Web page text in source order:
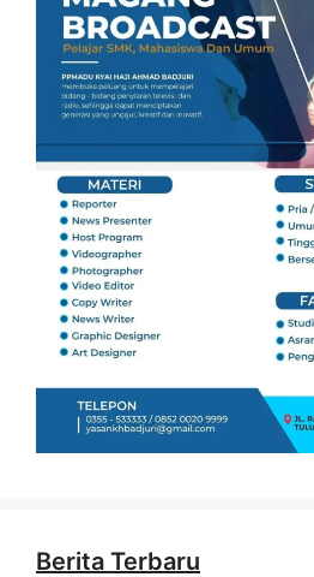
Berita Terbaru